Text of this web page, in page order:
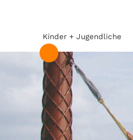
Kinder + Jugendliche